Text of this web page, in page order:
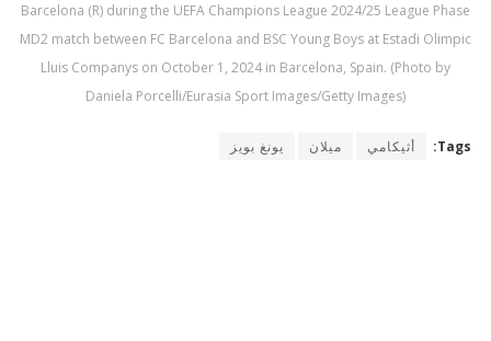
Barcelona (R) during the UEFA Champions League 2024/25 League Phase
MD2 match between FC Barcelona and BSC Young Boys at Estadi Olimpic
Lluis Companys on October 1, 2024 in Barcelona, Spain. (Photo by
Daniela Porcelli/Eurasia Sport Images/Getty Images)
Tags: أثيكامي ميلان يونغ بويز